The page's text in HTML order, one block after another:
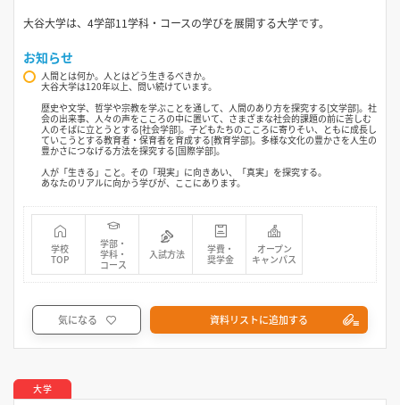
大谷大学は、4学部11学科・コースの学びを展開する大学です。
お知らせ
人間とは何か。人とはどう生きるべきか。
大谷大学は120年以上、問い続けています。
歴史や文学、哲学や宗教を学ぶことを通して、人間のあり方を探究する[文学部]。社
会の出来事、人々の声をこころの中に置いて、さまざまな社会的課題の前に苦しむ
人のそばに立とうとする[社会学部]。子どもたちのこころに寄りそい、ともに成長し
ていこうとする教育者・保育者を育成する[教育学部]。多様な文化の豊かさを人生の
豊かさにつなげる方法を探究する[国際学部]。
人が「生きる」こと。その「現実」に向きあい、「真実」を探究する。
あなたのリアルに向かう学びが、ここにあります。
学校
TOP
学部・
学科・
コース
入試方法
学費・
奨学金
オープン
キャンパス
気になる 資料リストに追加する
大学